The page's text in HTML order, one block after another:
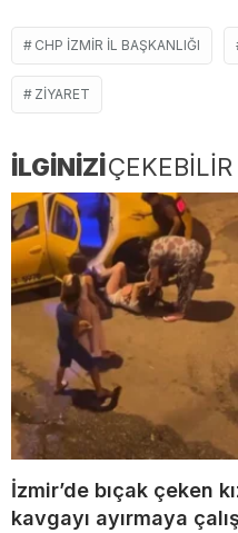
CHP IZMIR IL BAŞKANLIĞI
ZIYARET
İLGİNİZİÇEKEBİLİR
İzmir’de bıçak çeken
kavgayı ayırmaya